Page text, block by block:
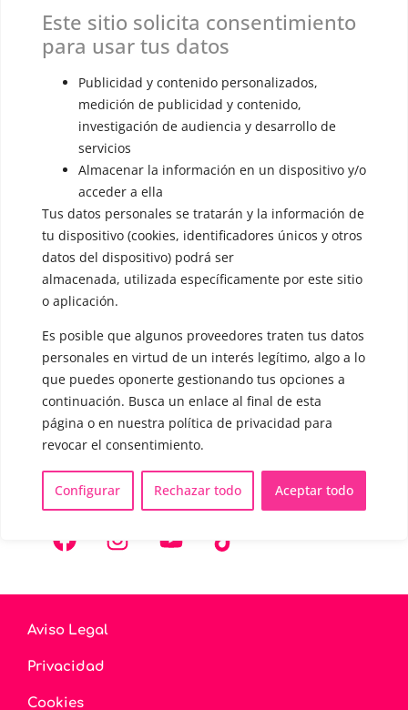
Este sitio solicita consentimiento
para usar tus datos
Publicidad y contenido personalizados,
medición de publicidad y contenido,
investigación de audiencia y desarrollo de
servicios
Almacenar la información en un dispositivo y/o
acceder a ella
Tus datos personales se tratarán y la información de
tu dispositivo (cookies, identificadores únicos y otros
datos del dispositivo) podrá ser
almacenada, utilizada específicamente por este sitio
o aplicación.
Es posible que algunos proveedores traten tus datos
personales en virtud de un interés legítimo, algo a lo
que puedes oponerte gestionando tus opciones a
continuación. Busca un enlace al final de esta
página o en nuestra política de privacidad para
revocar el consentimiento.
Configurar Rechazar todo Aceptar todo
VOCES LGBTQIA+ 🏳️‍🌈
▪️ Feminización de la voz
▪️ Masculinización de la voz
▪️ Neutralización de la voz
▪️ Dualización de la voz
▪️ Androginización de la voz
OTRAS SESIONES
▪️ Caracterización de la voz
▪️ Voz virilizada por esteroides
🟥 CIRUGÍA: Glotoplastia
CONTACTO Y CITAS
✅Pide tu CITA ONLINE
Email :contacto@femivoz.es
Aviso Legal
Privacidad
Cookies